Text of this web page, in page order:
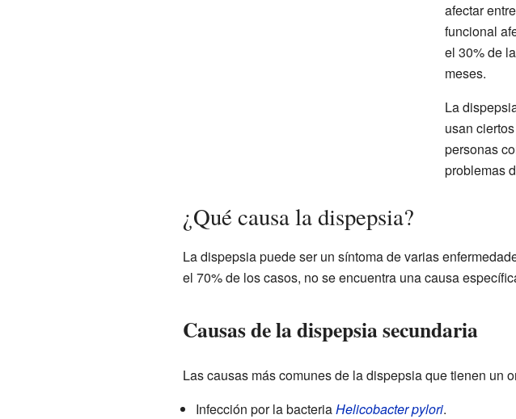
afectar
funcional
el 30% de
meses.
La
usan
personas
problemas
¿Qué causa la dispepsia?
La dispepsia puede ser un síntoma de varias
el 70% de los casos, no se encuentra una causa
Causas de la dispepsia secundaria
Las causas más comunes de la dispepsia que tienen un
Infección por la bacteriaHelicobacter pylori.